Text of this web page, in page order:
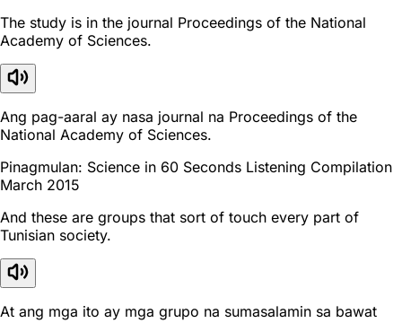
The study is in the journal Proceedings of the National
Academy of Sciences.
Ang pag-aaral ay nasa journal na Proceedings of the
National Academy of Sciences.
Pinagmulan: Science in 60 Seconds Listening Compilation
March 2015
And these are groups that sort of touch every part of
Tunisian society.
At ang mga ito ay mga grupo na sumasalamin sa bawat